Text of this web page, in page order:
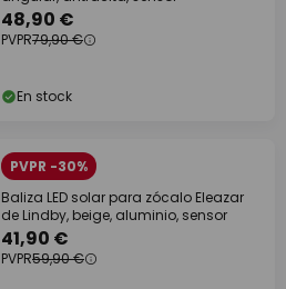
48,90 €
PVPR79,90 €
En stock
PVPR -30%
Baliza LED solar para zócalo Eleazar
de Lindby, beige, aluminio, sensor
41,90 €
PVPR59,90 €